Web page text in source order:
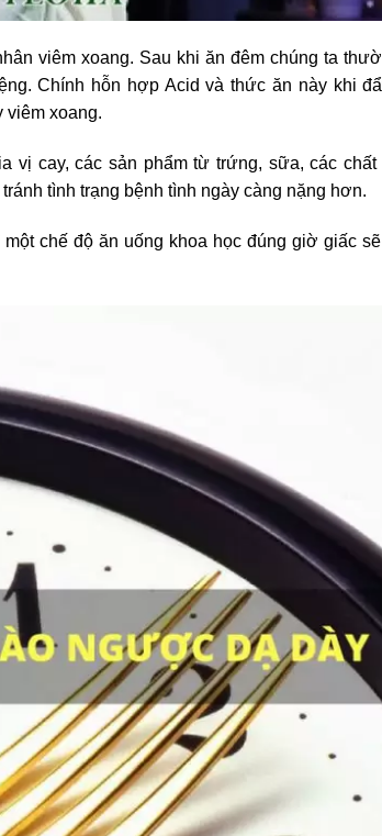
viêm xoang. Sau khi ăn đêm chúng ta
Chính hỗn hợp Acid và thức ăn này khi
viêm xoang.
cay, các sản phẩm từ trứng, sữa, các
tình trạng bệnh tình ngày càng nặng hơn.
chế độ ăn uống khoa học đúng giờ giấc